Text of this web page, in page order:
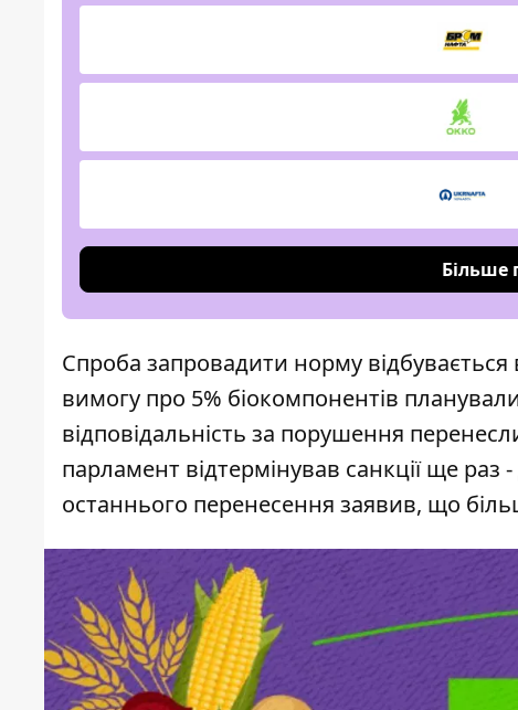
Більше
Спроба запровадити норму відбувається
вимогу про 5% біокомпонентів
відповідальність за порушення
парламент відтермінував санкції ще раз
останнього перенесення заявив, що